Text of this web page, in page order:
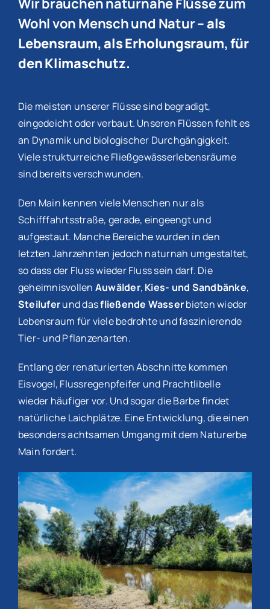
Wohl von Mensch und Natur– als
Lebensraum, als Erholungsraum, für
den Klimaschutz.
Die meisten unserer Flüsse sind begradigt,
eingedeicht oder verbaut. Unseren Flüssen fehlt es
an Dynamik und biologischer Durchgängigkeit.
Viele strukturreiche Fließgewässerlebensräume
sind bereits verschwunden.
Den Main kennen viele Menschen nur als
Schifffahrtsstraße, gerade, eingeengt und
aufgestaut. Manche Bereiche wurden in den
letzten Jahrzehnten jedoch naturnah umgestaltet,
so dass der Fluss wieder Fluss sein darf. Die
geheimnisvollen Auwälder, Kies- und Sandbänke,
Steiluferund dasfließende Wasserbieten wieder
Lebensraum für viele bedrohte und faszinierende
Tier- und Pflanzenarten.
Entlang der renaturierten Abschnitte kommen
Eisvogel, Flussregenpfeifer und Prachtlibelle
wieder häufiger vor. Und sogar die Barbe findet
natürliche Laichplätze. Eine Entwicklung, die einen
besonders achtsamen Umgang mit dem Naturerbe
Main fordert.